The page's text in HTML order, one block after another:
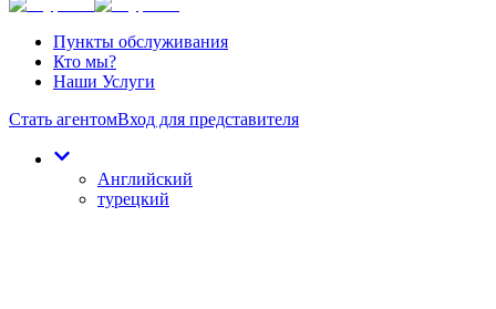
Пункты обслуживания
Кто мы?
Наши Услуги
Стать агентомВход для представителя
Английский
турецкий